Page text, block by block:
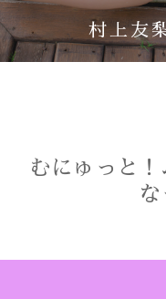
村上友
むにゅっと
な